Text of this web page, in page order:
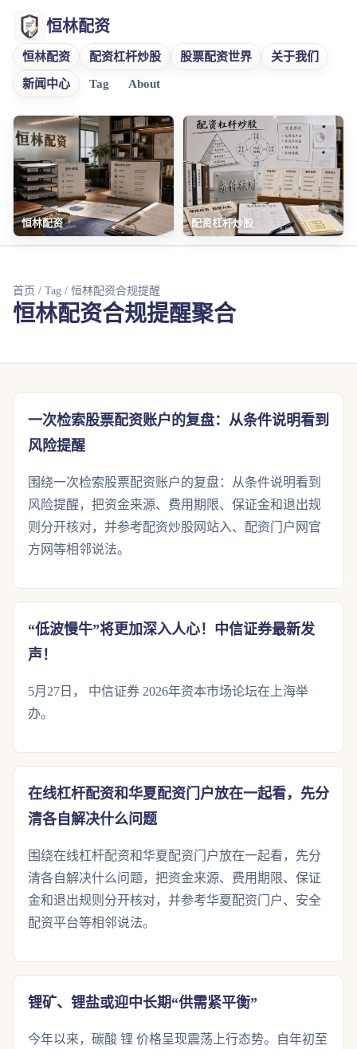
恒林配资
恒林配资 配资杠杆炒股 股票配资世界 关于我们
新闻中心 Tag About
恒林配资 配资杠杆炒股
首页 / Tag / 恒林配资合规提醒
恒林配资合规提醒聚合
一次检索股票配资账户的复盘：从条件说明看到
风险提醒
围绕一次检索股票配资账户的复盘：从条件说明看到
风险提醒，把资金来源、费用期限、保证金和退出规
则分开核对，并参考配资炒股网站入、配资门户网官
方网等相邻说法。
“低波慢牛”将更加深入人心！中信证券最新发
声！
5月27日， 中信证券 2026年资本市场论坛在上海举
办。
在线杠杆配资和华夏配资门户放在一起看，先分
清各自解决什么问题
围绕在线杠杆配资和华夏配资门户放在一起看，先分
清各自解决什么问题，把资金来源、费用期限、保证
金和退出规则分开核对，并参考华夏配资门户、安全
配资平台等相邻说法。
锂矿、锂盐或迎中长期“供需紧平衡”
今年以来，碳酸 锂 价格呈现震荡上行态势。自年初至